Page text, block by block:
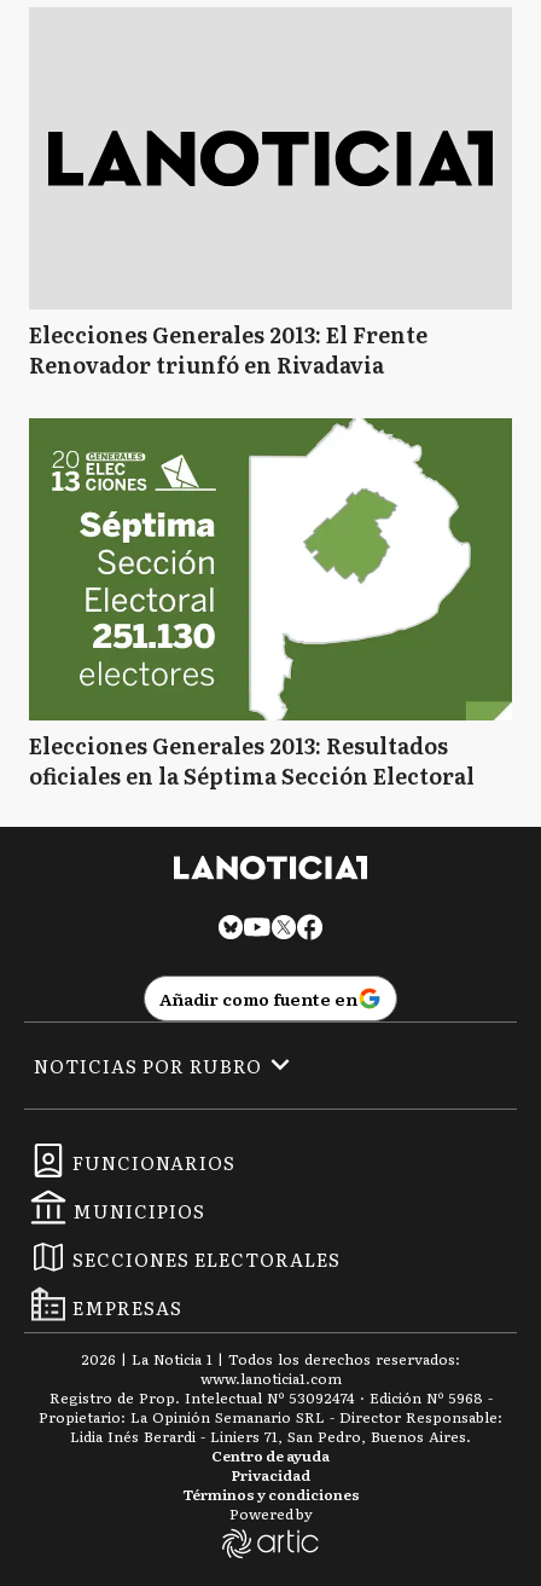
Elecciones Generales 2013: El Frente
Renovador triunfó en Rivadavia
Elecciones Generales 2013: Resultados
oficiales en la Séptima Sección Electoral
Añadir como fuente en
FUNCIONARIOS
MUNICIPIOS
SECCIONES ELECTORALES
EMPRESAS
NOTICIAS POR RUBRO
2026 | La Noticia 1 | Todos los derechos reservados:
www.lanoticia1.com
Registro de Prop. Intelectual Nº 53092474 · Edición Nº 5968 -
Propietario: La Opinión Semanario SRL - Director Responsable:
Lidia Inés Berardi - Liniers 71, San Pedro, Buenos Aires.
Términos y condiciones
Privacidad
Centro de ayuda
Powered by